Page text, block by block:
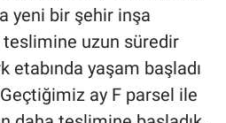
yeni bir şehir inşa
uzun süredir
yaşam başladı
ay F parsel ile